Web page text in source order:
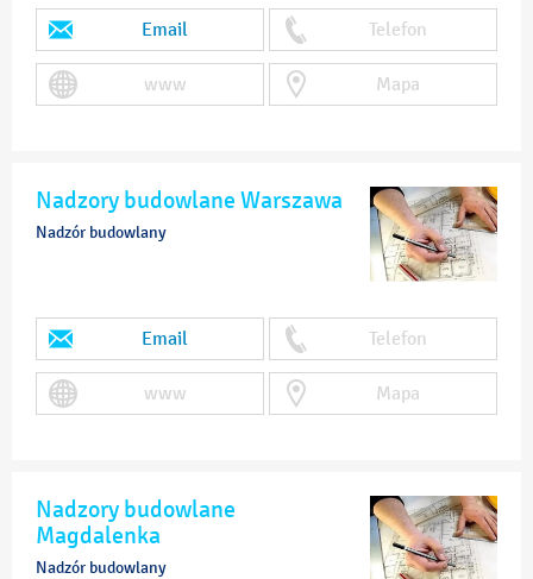
Email Telefon
www Mapa
Nadzory budowlane Warszawa
Nadzór budowlany
Email Telefon
www Mapa
Nadzory budowlane
Magdalenka
Nadzór budowlany